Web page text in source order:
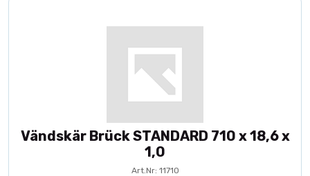
Vändskär Brück STANDARD 710 x 18,6 x
1,0
Art.Nr: 11710